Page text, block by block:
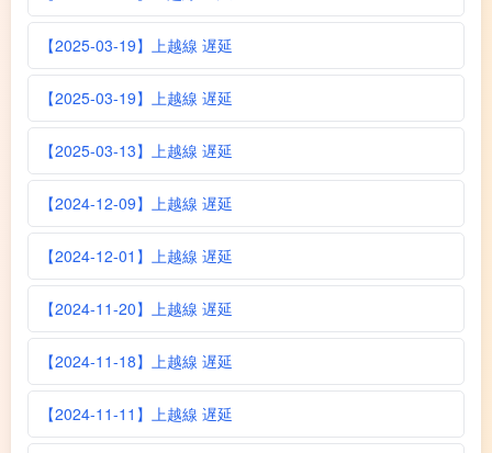
【2025-03-19】上越線 遅延
【2025-03-19】上越線 遅延
【2025-03-13】上越線 遅延
【2024-12-09】上越線 遅延
【2024-12-01】上越線 遅延
【2024-11-20】上越線 遅延
【2024-11-18】上越線 遅延
【2024-11-11】上越線 遅延